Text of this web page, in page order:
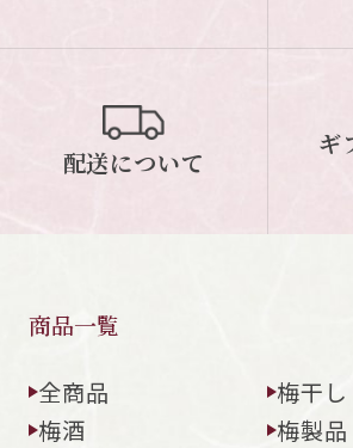
配送について ギフ
お問い合わせ
0120-12-2486
休業日：日曜・祝日／土曜は不
配送について
ギ
商品一覧
全商品
梅干し
梅酒
梅製